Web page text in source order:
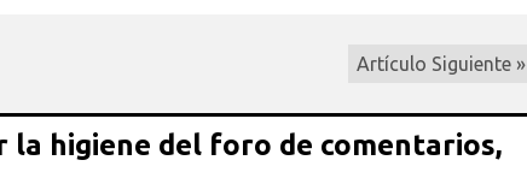
Artículo Siguiente »
la higiene del foro de comentarios,